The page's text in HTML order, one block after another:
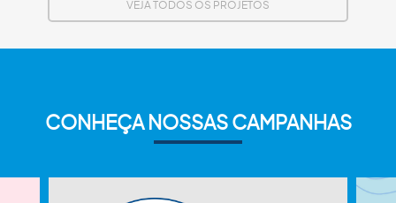
VEJA TODOS OS PROJETOS
CONHEÇA NOSSAS CAMPANHAS